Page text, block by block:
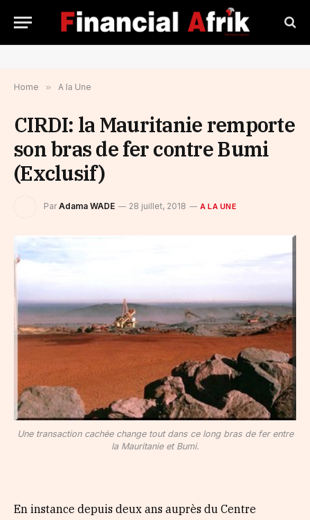
Home » A la Une
CIRDI: la Mauritanie remporte
son bras de fer contre Bumi
(Exclusif)
Par Adama WADE 28 juillet, 2018 A LA UNE
Une transaction cachée change tout dans ce long bras de fer entre
la Mauritanie et Bumi.
En instance depuis deux ans auprès du Centre